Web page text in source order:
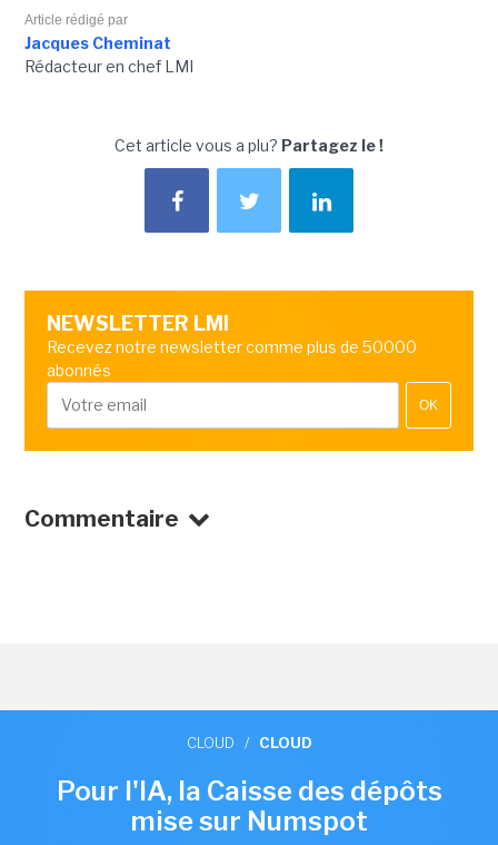
Article rédigé par
Jacques Cheminat
Rédacteur en chef LMI
Cet article vous a plu? Partagez le !
NEWSLETTER LMI
Recevez notre newsletter comme plus de 50000
abonnés
OK
Commentaire
CLOUD / CLOUD
Pour l'IA, la Caisse des dépôts
mise sur Numspot